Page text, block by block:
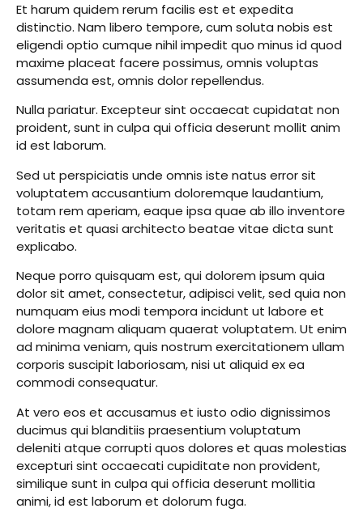
Et harum quidem rerum facilis est et expedita
distinctio. Nam libero tempore, cum soluta nobis est
eligendi optio cumque nihil impedit quo minus id quod
maxime placeat facere possimus, omnis voluptas
assumenda est, omnis dolor repellendus.
Nulla pariatur. Excepteur sint occaecat cupidatat non
proident, sunt in culpa qui officia deserunt mollit anim
id est laborum.
Sed ut perspiciatis unde omnis iste natus error sit
voluptatem accusantium doloremque laudantium,
totam rem aperiam, eaque ipsa quae ab illo inventore
veritatis et quasi architecto beatae vitae dicta sunt
explicabo.
Neque porro quisquam est, qui dolorem ipsum quia
dolor sit amet, consectetur, adipisci velit, sed quia non
numquam eius modi tempora incidunt ut labore et
dolore magnam aliquam quaerat voluptatem. Ut enim
ad minima veniam, quis nostrum exercitationem ullam
corporis suscipit laboriosam, nisi ut aliquid ex ea
commodi consequatur.
At vero eos et accusamus et iusto odio dignissimos
ducimus qui blanditiis praesentium voluptatum
deleniti atque corrupti quos dolores et quas molestias
excepturi sint occaecati cupiditate non provident,
similique sunt in culpa qui officia deserunt mollitia
animi, id est laborum et dolorum fuga.